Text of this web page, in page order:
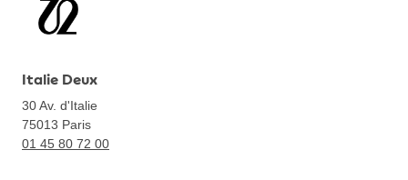
Italie Deux
30 Av. d'Italie
75013 Paris
01 45 80 72 00